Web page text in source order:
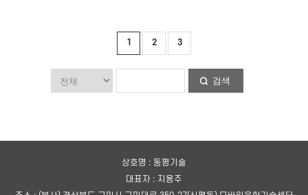
1 2 3
검색
상호명 : 동평기술
대표자 : 지용주